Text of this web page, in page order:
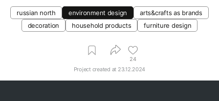
russian north environment design
arts&crafts as brands
decoration
household products furniture design
24
Project created at 23.12.2024